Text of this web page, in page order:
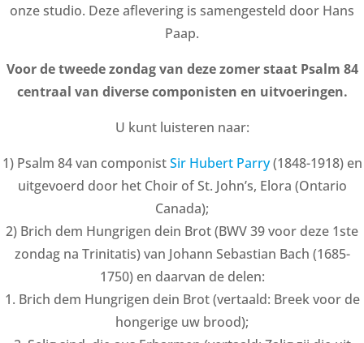
onze studio. Deze aflevering is samengesteld door Hans
Paap.
Voor de tweede zondag van deze zomer staat Psalm 84
centraal van diverse componisten en uitvoeringen.
U kunt luisteren naar:
1) Psalm 84 van componistSir Hubert Parry(1848-1918) en
uitgevoerd door het Choir of St. John’s, Elora (Ontario
Canada);
2) Brich dem Hungrigen dein Brot (BWV 39 voor deze 1ste
zondag na Trinitatis) van Johann Sebastian Bach (1685-
1750) en daarvan de delen:
1. Brich dem Hungrigen dein Brot (vertaald: Breek voor de
hongerige uw brood);